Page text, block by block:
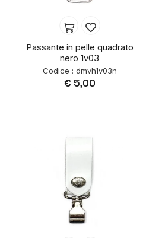
Passante in pelle quadrato
nero 1v03
Codice : dmvh1v03n
€ 5,00